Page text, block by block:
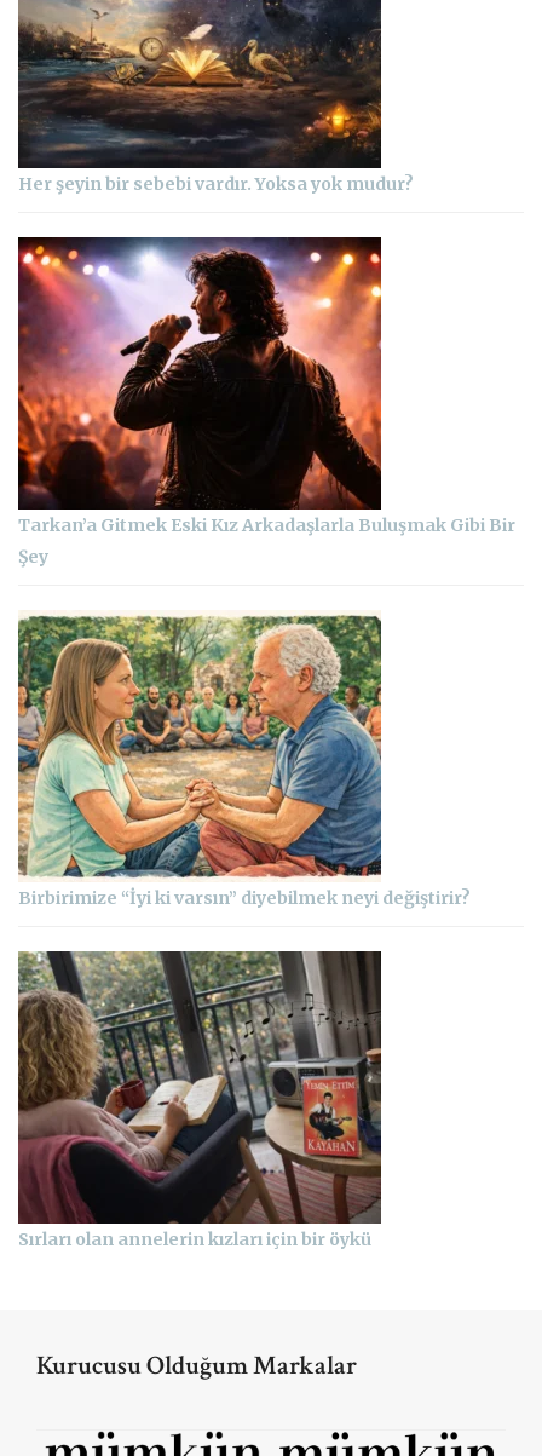
Her şeyin bir sebebi vardır. Yoksa yok mudur?
Tarkan’a Gitmek Eski Kız Arkadaşlarla Buluşmak Gibi Bir
Şey
Birbirimize “İyi ki varsın” diyebilmek neyi değiştirir?
Sırları olan annelerin kızları için bir öykü
Kurucusu Olduğum Markalar